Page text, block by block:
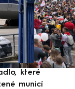
které
municí